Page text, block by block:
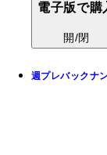
電子版で購
開/閉
週プレバックナ